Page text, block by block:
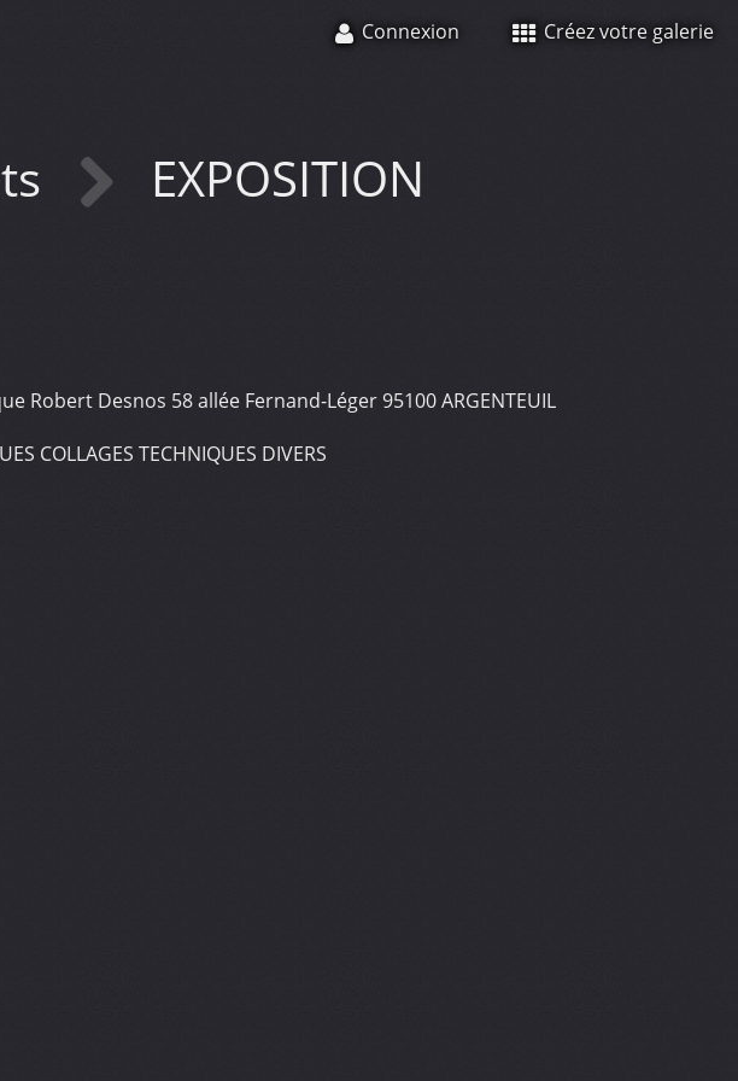
Connexion Créez votre galerie
EXPOSITION
Robert Desnos 58 allée Fernand-Léger 95100 ARGENTEUIL
COLLAGES TECHNIQUES DIVERS